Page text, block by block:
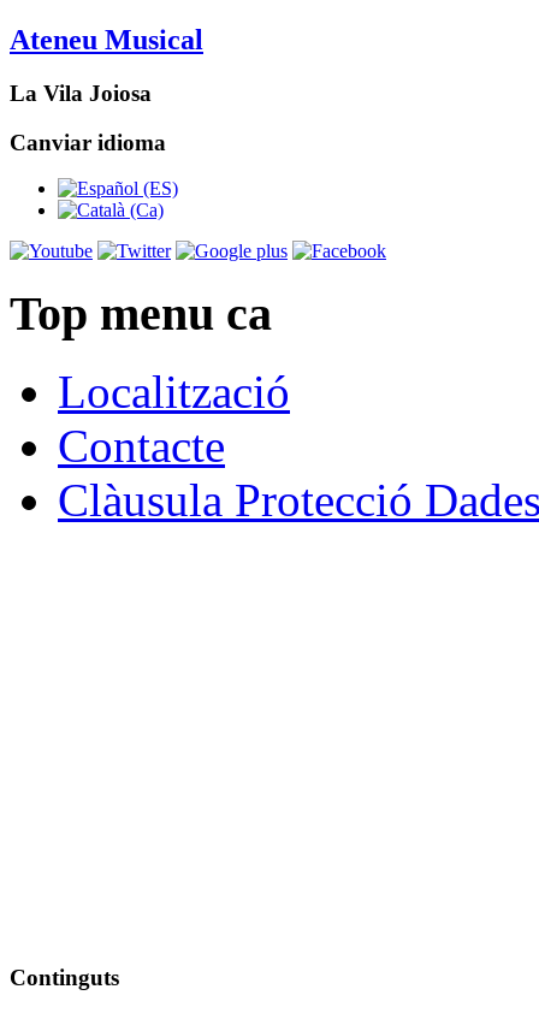
Ateneu Musical
La Vila Joiosa
Canviar idioma
Top menu ca
Localització
Contacte
Clàusula Protecció
Continguts